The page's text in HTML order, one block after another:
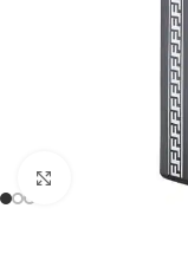
Click to enlarge